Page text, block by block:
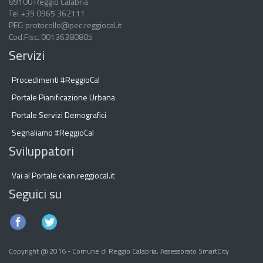
t
o
G
O
p
e
n
a
a
Tel +39 0965 362111
PEC: protocollo@pec.reggiocal.it
Cod.Fisc. 00136380805
Servizi
Procedimenti #ReggioCal
Portale Pianificazione Urbana
Portale Servizi Demografici
Segnaliamo #ReggioCal
Sviluppatori
Vai al Portale ckan.reggiocal.it
Seguici su
Copyright @ 2016 - Comune di Reggio Calabria, Assessorato SmartCity